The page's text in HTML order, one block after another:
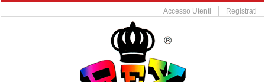
Accesso Utenti Registrati